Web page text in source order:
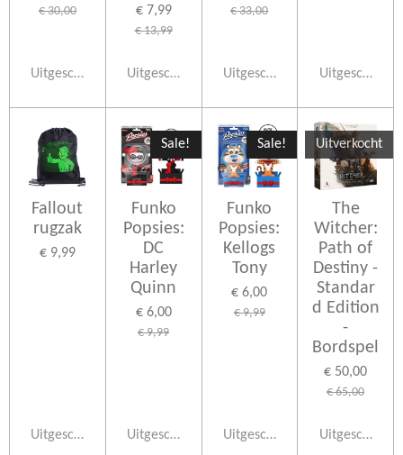
€ 30,00
Uitgeschakeld
€ 7,99
€ 13,99
Uitgeschakeld
€ 33,00
Uitgeschakeld Uitgeschakeld
Fallout
rugzak
€ 9,99
Uitgeschakeld
Sale!
Funko
Popsies:
DC
Harley
Quinn
€ 6,00
€ 9,99
Uitgeschakeld
Sale!
Funko
Popsies:
Kellogs
Tony
€ 6,00
€ 9,99
Uitgeschakeld
Uitverkocht
The
Witcher:
Path of
Destiny -
Standar
d Edition
-
Bordspel
€ 50,00
€ 65,00
Uitgeschakeld